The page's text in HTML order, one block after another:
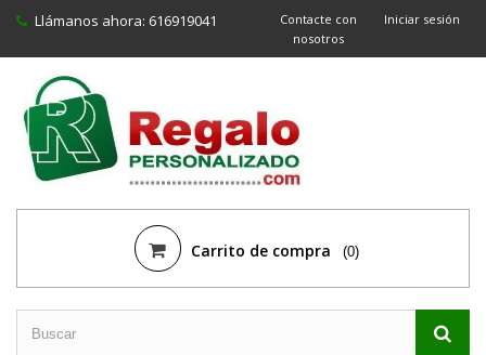
Iniciar sesión
Contacte con
nosotros
Llámanos ahora: 616919041
Carrito de compra (0)